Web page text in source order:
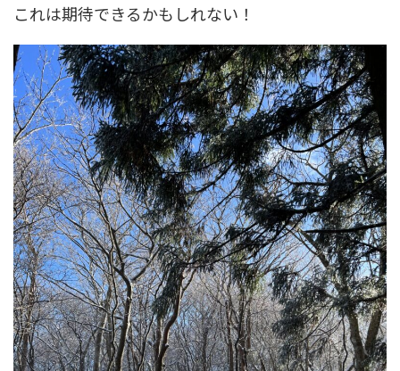
これは期待できるかもしれない！